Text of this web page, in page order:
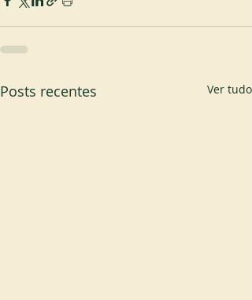
Posts recentes Ver tudo